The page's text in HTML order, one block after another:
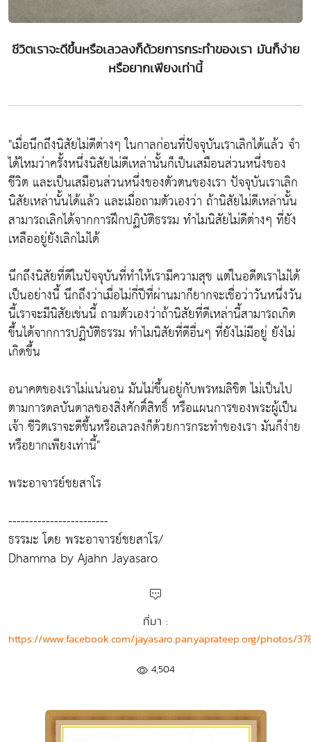
ชีวิตเราจะดีขึ้นหรือเลวลงก็ด้วยการกระทำของเรา มันก็ง่าย
หรือยากเพียงเท่านี้
"เมื่อนึกถึงนิสัยไม่ดีต่างๆ ในกาลก่อนที่ปัจจุบันเราเลิกได้แล้ว จำ
ได้ไหมว่าครั้งหนึ่งนิสัยไม่ดีเหล่านั้นก็เป็นเสมือนส่วนหนึ่งของ
ชีวิต และเป็นเสมือนส่วนหนึ่งของตัวตนของเรา ปัจจุบันเราเลิก
นิสัยเหล่านั้นได้แล้ว และเมื่อถามตัวเองว่า ถ้านิสัยไม่ดีเหล่านั้น
สามารถเลิกได้จากการฝึกปฏิบัติธรรม ทำไมนิสัยไม่ดีต่างๆ ที่ยัง
เหลืออยู่ยังเลิกไม่ได้
นึกถึงนิสัยที่ดีในปัจจุบันที่ทำให้เรามีความสุข แต่ในอดีตเราไม่ได้
เป็นอย่างนี้ นึกถึงว่าเมื่อไม่กี่ปีที่ผ่านมาก็ยากจะเชื่อว่าวันหนึ่งวัน
นี้เราจะมีนิสัยเช่นนี้ ถามตัวเองว่าถ้านิสัยที่ดีเหล่านี้สามารถเกิด
ขึ้นได้จากการปฏิบัติธรรม ทำไมนิสัยที่ดีอื่นๆ ที่ยังไม่มีอยู่ ยังไม่
เกิดขึ้น
อนาคตของเราไม่แน่นอน มันไม่ขึ้นอยู่กับพรหมลิขิต ไม่เป็นไป
ตามการดลบันดาลของสิ่งศักดิ์สิทธิ์ หรือแผนการของพระผู้เป็น
เจ้า ชีวิตเราจะดีขึ้นหรือเลวลงก็ด้วยการกระทำของเรา มันก็ง่าย
หรือยากเพียงเท่านี้"
พระอาจารย์ชยสาโร
------------------------
ธรรมะ โดย พระอาจารย์ชยสาโร/
Dhamma by Ajahn Jayasaro
ที่มา :
https://www.facebook.com/jayasaro.panyaprateep.org/photos/
4,504